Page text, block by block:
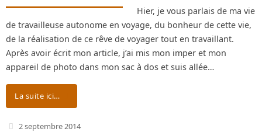
Hier, je vous parlais de ma vie
de travailleuse autonome en voyage, du bonheur de cette vie,
de la réalisation de ce rêve de voyager tout en travaillant.
Après avoir écrit mon article, j’ai mis mon imper et mon
appareil de photo dans mon sac à dos et suis allée…
La suite ici…
2 septembre 2014